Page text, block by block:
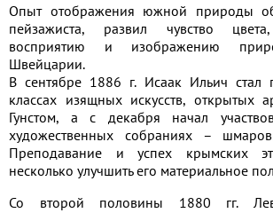
Опыт отображения южной природы
пейзажиста, развил чувство
восприятию и изображению
Швейцарии.
В сентябре 1886 г. Исаак Ильич стал
классах изящных искусств, открытых
Гунстом, а с декабря начал
художественных собраниях –
Преподавание и успех крымских
несколько улучшить его материальное
Со второй половины 1880 гг.